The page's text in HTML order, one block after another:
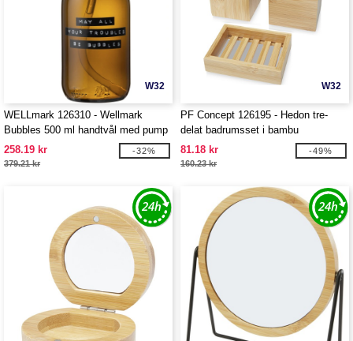
W32
WELLmark 126310 - Wellmark
Bubbles 500 ml handtvål med pump
258.19 kr
379.21 kr
-32%
W32
PF Concept 126195 - Hedon tre-
delat badrumsset i bambu
81.18 kr
160.23 kr
-49%